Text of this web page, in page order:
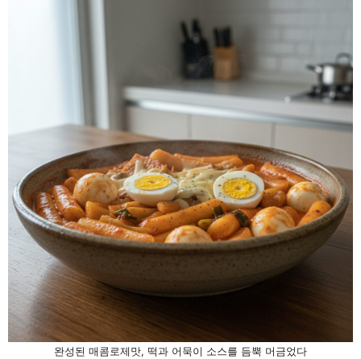
완성된 매콤로제맛, 떡과 어묵이 소스를 듬뿍 머금었다